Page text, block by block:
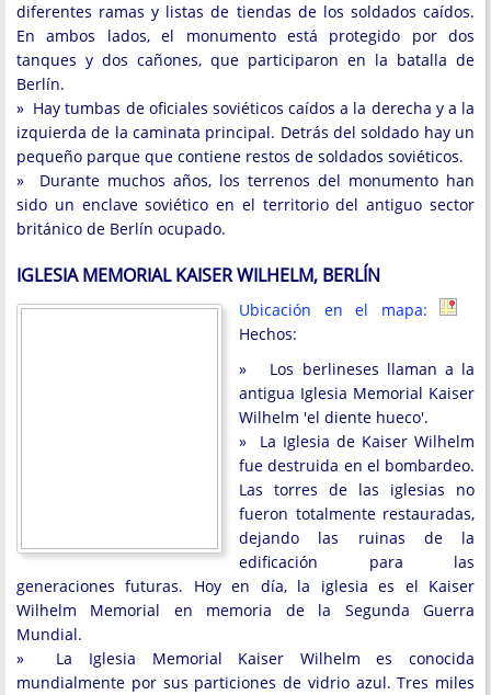
diferentes ramas y listas de tiendas de los soldados caídos.
En ambos lados, el monumento está protegido por dos
tanques y dos cañones, que participaron en la batalla de
Berlín.
» Hay tumbas de oficiales soviéticos caídos a la derecha y a la
izquierda de la caminata principal. Detrás del soldado hay un
pequeño parque que contiene restos de soldados soviéticos.
» Durante muchos años, los terrenos del monumento han
sido un enclave soviético en el territorio del antiguo sector
británico de Berlín ocupado.
IGLESIA MEMORIAL KAISER WILHELM, BERLÍN
Ubicación en el mapa:
Hechos:
» Los berlineses llaman a la
antigua Iglesia Memorial Kaiser
Wilhelm 'el diente hueco'.
» La Iglesia de Kaiser Wilhelm
fue destruida en el bombardeo.
Las torres de las iglesias no
fueron totalmente restauradas,
dejando las ruinas de la
edificación para las
generaciones futuras. Hoy en día, la iglesia es el Kaiser
Wilhelm Memorial en memoria de la Segunda Guerra
Mundial.
» La Iglesia Memorial Kaiser Wilhelm es conocida
mundialmente por sus particiones de vidrio azul. Tres miles